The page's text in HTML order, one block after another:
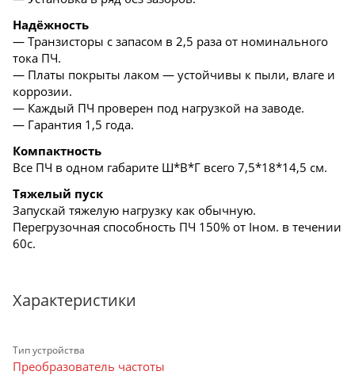
Надёжность
— Транзисторы с запасом в 2,5 раза от номинального
тока ПЧ.
— Платы покрыты лаком — устойчивы к пыли, влаге и
коррозии.
— Каждый ПЧ проверен под нагрузкой на заводе.
— Гарантия 1,5 года.
Компактность
Все ПЧ в одном габарите Ш*В*Г всего 7,5*18*14,5 см.
Тяжелый пуск
Запускай тяжелую нагрузку как обычную.
Перегрузочная способность ПЧ 150% от Iном. в течении
60с.
Характеристики
Тип устройства
Преобразователь частоты